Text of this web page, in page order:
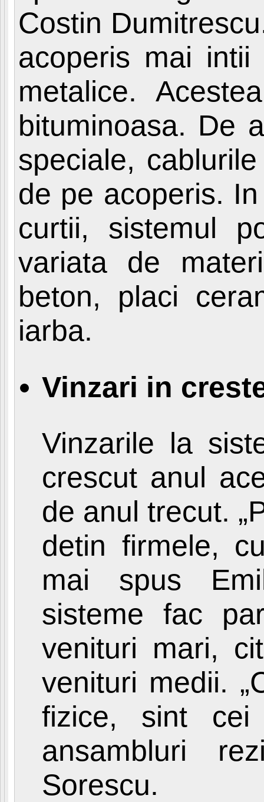
Costin
acoperis mai
metalice.
bituminoasa. De
speciale,
de pe acoperis.
curtii, sistemul
variata de
beton, placi
iarba.
Vinzari in
Vinzarile la
crescut anul
de anul trecut.
detin firmele,
mai spus
sisteme fac
venituri mari,
venituri medii.
fizice, sint
ansambluri
Sorescu.